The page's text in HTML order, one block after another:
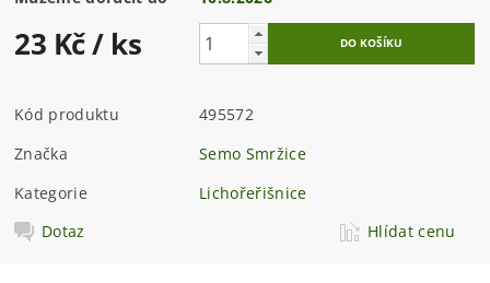
23 Kč/ ks
Kód produktu
495572
Značka
Semo Smržice
Kategorie
Lichořeřišnice
Dotaz
Hlídat cenu